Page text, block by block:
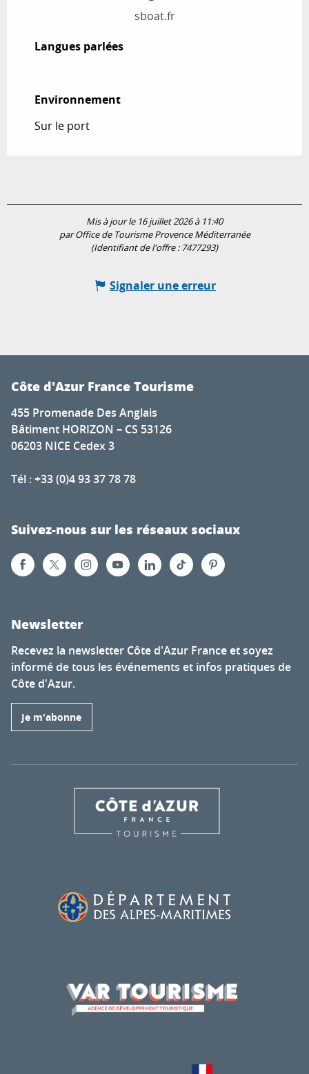
sboat.fr
Langues parlées
Langues parlées
Environnement
Environnement
Sur le port
Mis à jour le 16 juillet 2026 à 11:40
par Office de Tourisme Provence Méditerranée
(Identifiant de l'offre : 7477293)
Signaler une erreur
Côte d'Azur France Tourisme
455 Promenade Des Anglais
Bâtiment HORIZON – CS 53126
06203 NICE Cedex 3
Tél : +33 (0)4 93 37 78 78
Suivez-nous sur les réseaux sociaux
Newsletter
Recevez la newsletter Côte d'Azur France et soyez
informé de tous les événements et infos pratiques de
Côte d'Azur.
Je m'abonne